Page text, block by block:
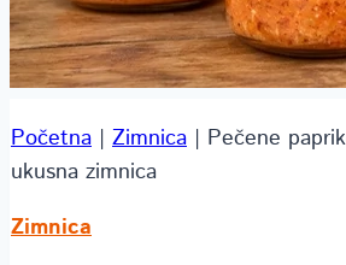
Početna | Zimnica | Pečene
ukusna zimnica
Zimnica